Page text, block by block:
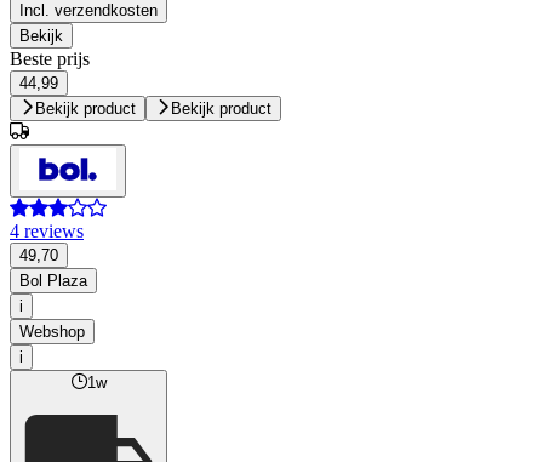
Incl. verzendkosten
Bekijk
Beste prijs
44,99
Bekijk product
Bekijk product
4 reviews
49,70
Bol Plaza
i
Webshop
i
1w